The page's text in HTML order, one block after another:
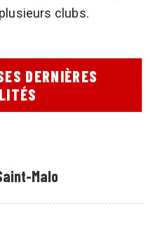
clubs.
DERNIÈRES
Malo